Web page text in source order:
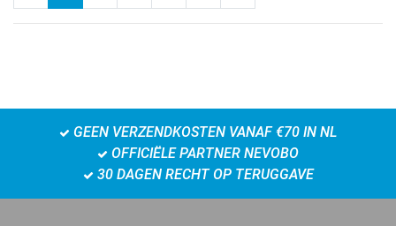
GEEN VERZENDKOSTEN VANAF €70 IN NL
OFFICIËLE PARTNER NEVOBO
30 DAGEN RECHT OP TERUGGAVE